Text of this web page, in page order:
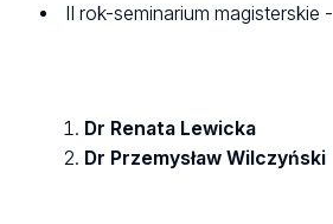
II rok-seminarium magisterskie -
Dr Renata Lewicka
Dr Przemysław Wilczyński